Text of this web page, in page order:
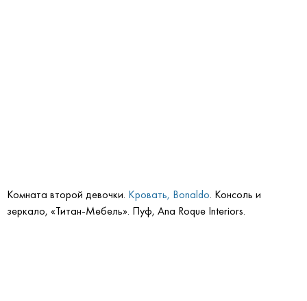
Комната второй девочки. Кровать, Bonaldo. Консоль и
зеркало, «Титан-Мебель». Пуф, Ana Roque Interiors.